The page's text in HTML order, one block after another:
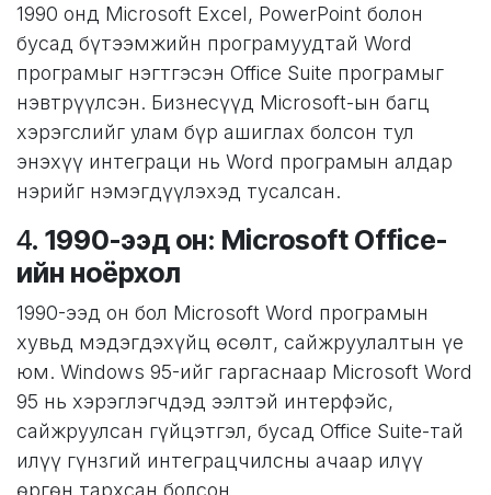
1990 онд Microsoft Excel, PowerPoint болон
бусад бүтээмжийн програмуудтай Word
програмыг нэгтгэсэн Office Suite програмыг
нэвтрүүлсэн. Бизнесүүд Microsoft-ын багц
хэрэгслийг улам бүр ашиглах болсон тул
энэхүү интеграци нь Word програмын алдар
нэрийг нэмэгдүүлэхэд тусалсан.
4. 1990-ээд он: Microsoft Office-
ийн ноёрхол
1990-ээд он бол Microsoft Word програмын
хувьд мэдэгдэхүйц өсөлт, сайжруулалтын үе
юм. Windows 95-ийг гаргаснаар Microsoft Word
95 нь хэрэглэгчдэд ээлтэй интерфэйс,
сайжруулсан гүйцэтгэл, бусад Office Suite-тай
илүү гүнзгий интеграцчилсны ачаар илүү
өргөн тархсан болсон.